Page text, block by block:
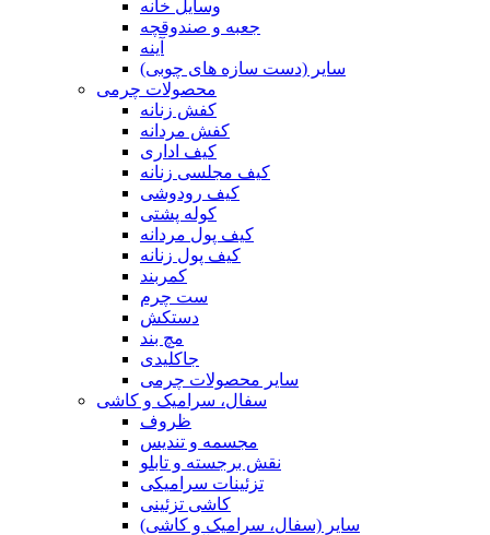
وسایل خانه
جعبه و صندوقچه
آینه
سایر (دست سازه های چوبی)
محصولات چرمی
کفش زنانه
کفش مردانه
کیف اداری
کیف مجلسی زنانه
کیف رودوشی
کوله پشتی
کیف پول مردانه
کیف پول زنانه
کمربند
ست چرم
دستکش
مچ بند
جاکلیدی
سایر محصولات چرمی
سفال، سرامیک و کاشی
ظروف
مجسمه و تندیس
نقش برجسته و تابلو
تزئینات سرامیکی
کاشی تزئینی
سایر (سفال، سرامیک و کاشی)